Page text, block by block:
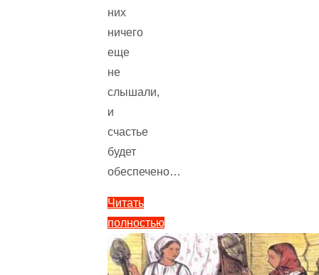
них
ничего
еще
не
слышали,
и
счастье
будет
обеспечено…
Читать
полностью
"Сказка
Три